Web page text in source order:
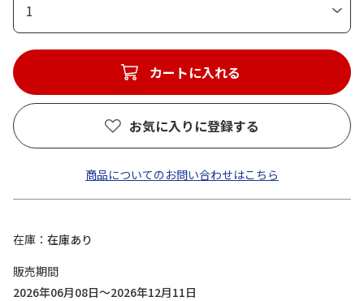
1
カートに入れる
お気に入りに登録する
商品についてのお問い合わせはこちら
在庫
在庫あり
販売期間
2026年06月08日～2026年12月11日